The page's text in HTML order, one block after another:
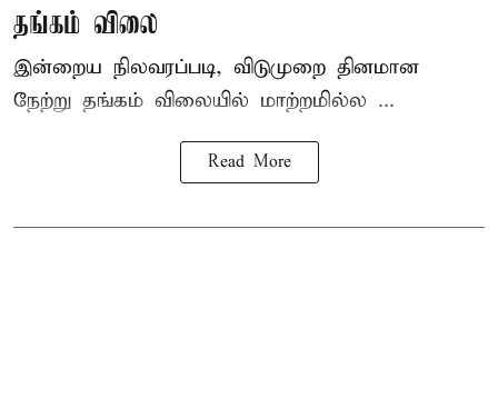
தங்கம் விலை
இன்றைய நிலவரப்படி, விடுமுறை தினமான
நேற்று தங்கம் விலையில் மாற்றமில்ல ...
Read More